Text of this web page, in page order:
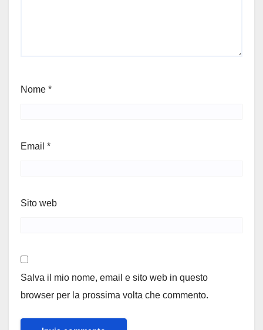
Nome *
Email *
Sito web
Salva il mio nome, email e sito web in questo
browser per la prossima volta che commento.